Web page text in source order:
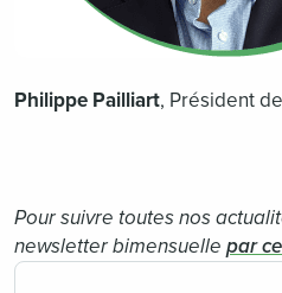
Philippe Pailliart, Président
Pour suivre toutes nos
newsletter bimensuelle par